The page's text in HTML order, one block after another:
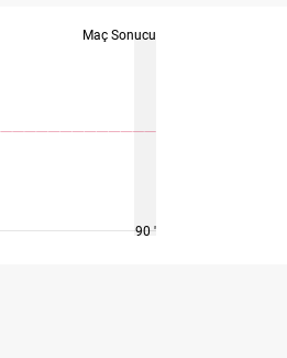
Maç Sonucu
90 '